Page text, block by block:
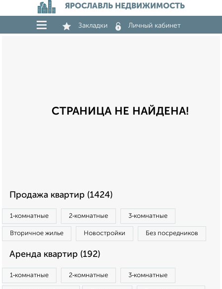
ЯРОСЛАВЛЬ НЕДВИЖИМОСТЬ
Закладки Личный кабинет
СТРАНИЦА НЕ НАЙДЕНА!
Продажа квартир (1424)
1‑комнатные 2‑комнатные 3‑комнатные
Вторичное жилье Новостройки Без посредников
Аренда квартир (192)
1‑комнатные 2‑комнатные 3‑комнатные